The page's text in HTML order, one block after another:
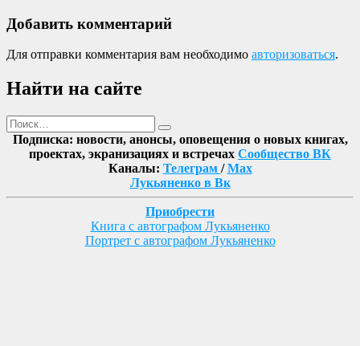
Добавить комментарий
Для отправки комментария вам необходимо авторизоваться.
Найти на сайте
Поиск
Найти
Подписка: новости, анонсы, оповещения о новых книгах,
проектах, экранизациях и встречах Сообщество ВК
Каналы: Телеграм /Max
Лукьяненко в Вк
Приобрести
Книга с автографом Лукьяненко
Портрет с автографом Лукьяненко